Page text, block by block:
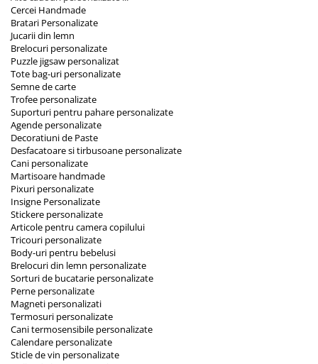
Cercei Handmade
Bratari Personalizate
Jucarii din lemn
Brelocuri personalizate
Puzzle jigsaw personalizat
Tote bag-uri personalizate
Semne de carte
Trofee personalizate
Suporturi pentru pahare personalizate
Agende personalizate
Decoratiuni de Paste
Desfacatoare si tirbusoane personalizate
Cani personalizate
Martisoare handmade
Pixuri personalizate
Insigne Personalizate
Stickere personalizate
Articole pentru camera copilului
Tricouri personalizate
Body-uri pentru bebelusi
Brelocuri din lemn personalizate
Sorturi de bucatarie personalizate
Perne personalizate
Magneti personalizati
Termosuri personalizate
Cani termosensibile personalizate
Calendare personalizate
Sticle de vin personalizate